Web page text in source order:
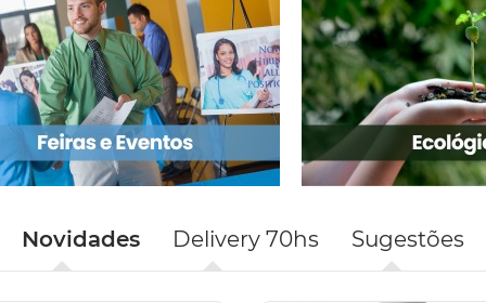
Novidades Delivery 70hs Sugestões